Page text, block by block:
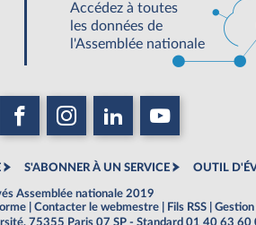
Accédez à toutes
les données de
l'Assemblée nationale
S'ABONNER À UN SERVICE OUTIL
Assemblée nationale 2019
Contacter le webmestre Fils RSS
Gestion
75355 Paris 07 SP - Standard 01 40 63 60